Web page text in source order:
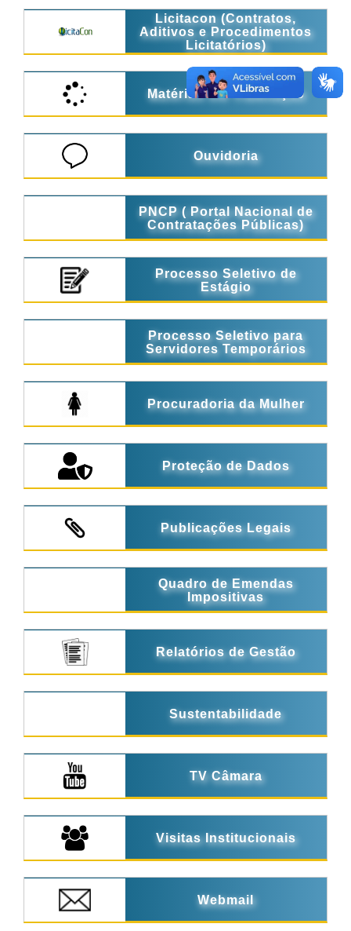
Licitacon (Contratos,
Aditivos e Procedimentos
Licitatórios)
Matérias em Tramitação
Ouvidoria
PNCP ( Portal Nacional de
Contratações Públicas)
Processo Seletivo de
Estágio
Processo Seletivo para
Servidores Temporários
Procuradoria da Mulher
Proteção de Dados
Publicações Legais
Quadro de Emendas
Impositivas
Relatórios de Gestão
Sustentabilidade
TV Câmara
Visitas Institucionais
Webmail